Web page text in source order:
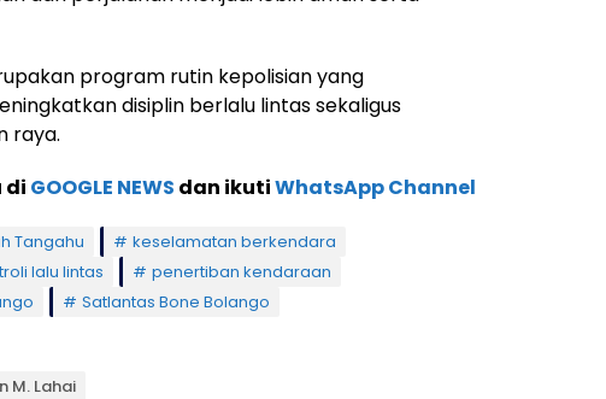
program rutin kepolisian yang
disiplin berlalu lintas sekaligus
raya.
di GOOGLE NEWS dan ikutiWhatsApp Channel
Tangahu
keselamatan berkendara
lalu lintas
penertiban kendaraan
Satlantas Bone Bolango
M. Lahai